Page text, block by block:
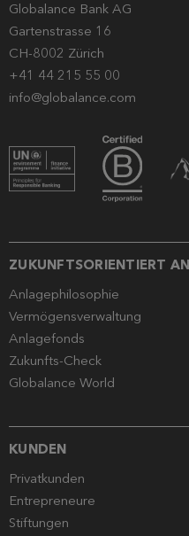
Globalance Bank AG
Gartenstrasse 16
CH-8002 Zürich
+41 44 215 55 00
info@globalance.com
ZUKUNFTSORIENTIERT
Anlagephilosophie
Vermögensverwaltung
Anlagefonds
Zukunfts-Check
Globalance World
KUNDEN
Privatkunden
Entrepreneure
Stiftungen